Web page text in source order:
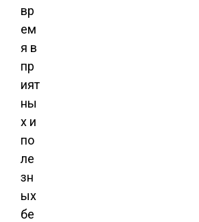
вр
ем
я в
пр
ият
ны
х и
по
ле
зн
ых
бе